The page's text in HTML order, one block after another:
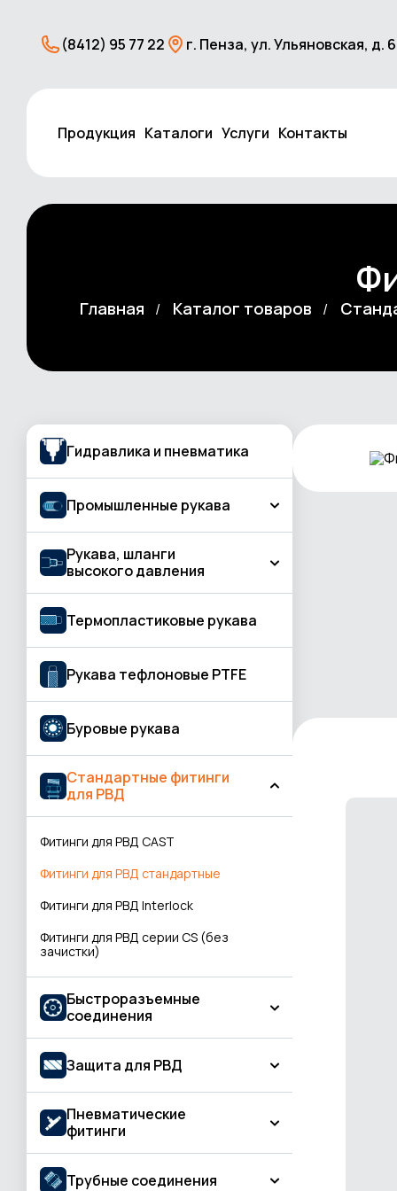
(8412) 95 77 22 г. Пенза, ул. Ульяновская, д.
Продукция Каталоги Услуги Контакты
Главная Каталог товаров
Гидравлика и пневматика
Промышленные рукава
Рукава для подачи газа, газовой резки
и сварки
Бетон и штукатурная обработка
Вода и жидкость
Воздух
Газосварка
Горячая вода, пар
Для буровых платформ
Сжатый воздух
Сухие сыпучие материалы
Угольношахтные
Химическая промышленность
Рукава, шланги
высокого давления
КЛАСС BASIC
КЛАСС PROFESSIONAL
КЛАСС STANDARD
Термопластиковые рукава
Рукава тефлоновые PTFE
Буровые рукава
Стандартные фитинги
для РВД
Фитинги для РВД CAST
Фитинги для РВД стандартные
Фитинги для РВД Interlock
Фитинги для РВД серии CS (без
зачистки)
Быстроразъемные
соединения
БРС Flat Face
Стандартные шариковые БРС
Соединительные системы БРС
Гидроклапаны
Защита для РВД
Огнеупорная защита
Пластиковая защита для РВД
Текстильная защита для РВД
Пневматические
фитинги
Прямой фитинг с наружной резьбой
Трубные соединения